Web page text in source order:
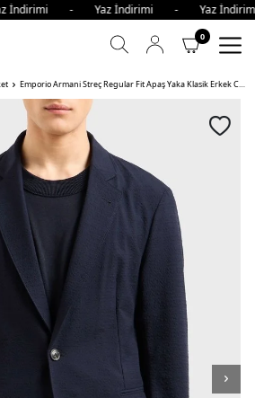
- Yaz İndirimi - Yaz
0
Emporio Armani Streç Regular Fit Apaş Yaka Klasik Erkek Ceket